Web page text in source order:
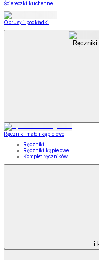
Ściereczki kuchenne
Obrusy i podkładki
Ręczniki
Ręczniki małe i kąpielowe
Ręczniki
Ręczniki kąpielowe
Komplet ręczników
i